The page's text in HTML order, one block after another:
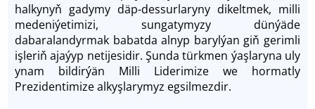
halkynyň gadymy däp-dessurlaryny dikeltmek, milli
medeniýetimizi, sungatymyzy dünýäde
dabaralandyrmak babatda alnyp barylýan giň gerimli
işleriň ajaýyp netijesidir. Şunda türkmen ýaşlaryna uly
ynam bildirýän Milli Liderimize we hormatly
Prezidentimize alkyşlarymyz egsilmezdir.